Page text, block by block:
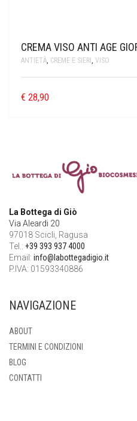
CREMA VISO ANTI AGE
ANTIETÀ, CREME E SIERI , VISO
€ 28,90
La Bottega di Giò
Via Aleardi 20
97018 Scicli, Ragusa
Tel.: +39 393 937 4000
Email: info@labottegadigio.it
P.IVA: 01593340886
NAVIGAZIONE
ABOUT
TERMINI E CONDIZIONI
BLOG
CONTATTI